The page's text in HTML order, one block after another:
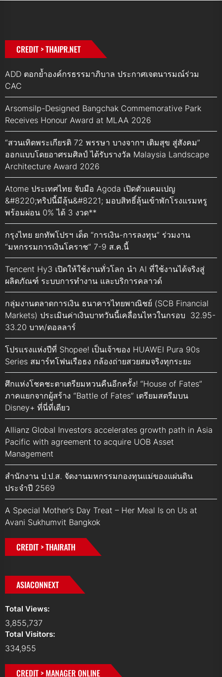
CREDIT > THAIPR.NET
ADD ตอกย้ำองค์กรธรรมาภิบาล ประกาศเจตนารมณ์ร่วม
CAC
Arsomsilp-Designed Bangchak Commemorative Park
Receives Honour Award at MLAA 2026
“สวนเทิดพระเกียรติ 72 พรรษา บางจากฯ เติมสุข สู่สังคม”
ออกแบบโดยอาศรมศิลป์ ได้รับรางวัล Malaysia Landscape
Architecture Award 2026
Atome ประเทศไทย จับมือ Agoda เปิดตัวแคมเปญ
&#8220;ทริปนี้มีลุ้น&#8221; มอบสิทธิ์ลุ้นเข้าพักโรงแรมหรู
พร้อมผ่อน 0% ได้ 3 งวด**
กรุงไทย ยกทัพโปรฯ เด็ด “การเงิน-การลงทุน” ร่วมงาน
“มหกรรมการเงินโคราช” 7-9 ส.ค.นี้
Tencent Hy3 เปิดให้ใช้งานทั่วโลก นำ AI ที่ใช้งานได้จริงสู่
ผลิตภัณฑ์ ระบบการทำงาน และบริการคลาวด์
กลุ่มงานตลาดการเงิน ธนาคารไทยพาณิชย์ (SCB Financial
Markets) ประเมินค่าเงินบาทวันนี้เคลื่อนไหวในกรอบ 32.95-
33.20 บาท/ดอลลาร์
โปรแรงแห่งปีที่ Shopee! เป็นเจ้าของ HUAWEI Pura 90s
Series สมาร์ทโฟนเรือธง กล้องถ่ายสวยสมจริงทุกระยะ
ศึกแห่งโชคชะตาเตรียมหวนคืนอีกครั้ง! “House of Fates”
ภาคแยกจากผู้สร้าง “Battle of Fates” เตรียมสตรีมบน
Disney+ ที่นี่ที่เดียว
Allianz Global Investors accelerates growth path in Asia
Pacific with agreement to acquire UOB Asset
Management
สำนักงาน ป.ป.ส. จัดงานมหกรรมกองทุนแม่ของแผ่นดิน
ประจำปี 2569
A Special Mother’s Day Treat – Her Meal Is on Us at
Avani Sukhumvit Bangkok
CREDIT > THAIRATH
ASIACONNEXT
Total Views:
3,855,737
Total Visitors:
334,955
CREDIT > MANAGER ONLINE